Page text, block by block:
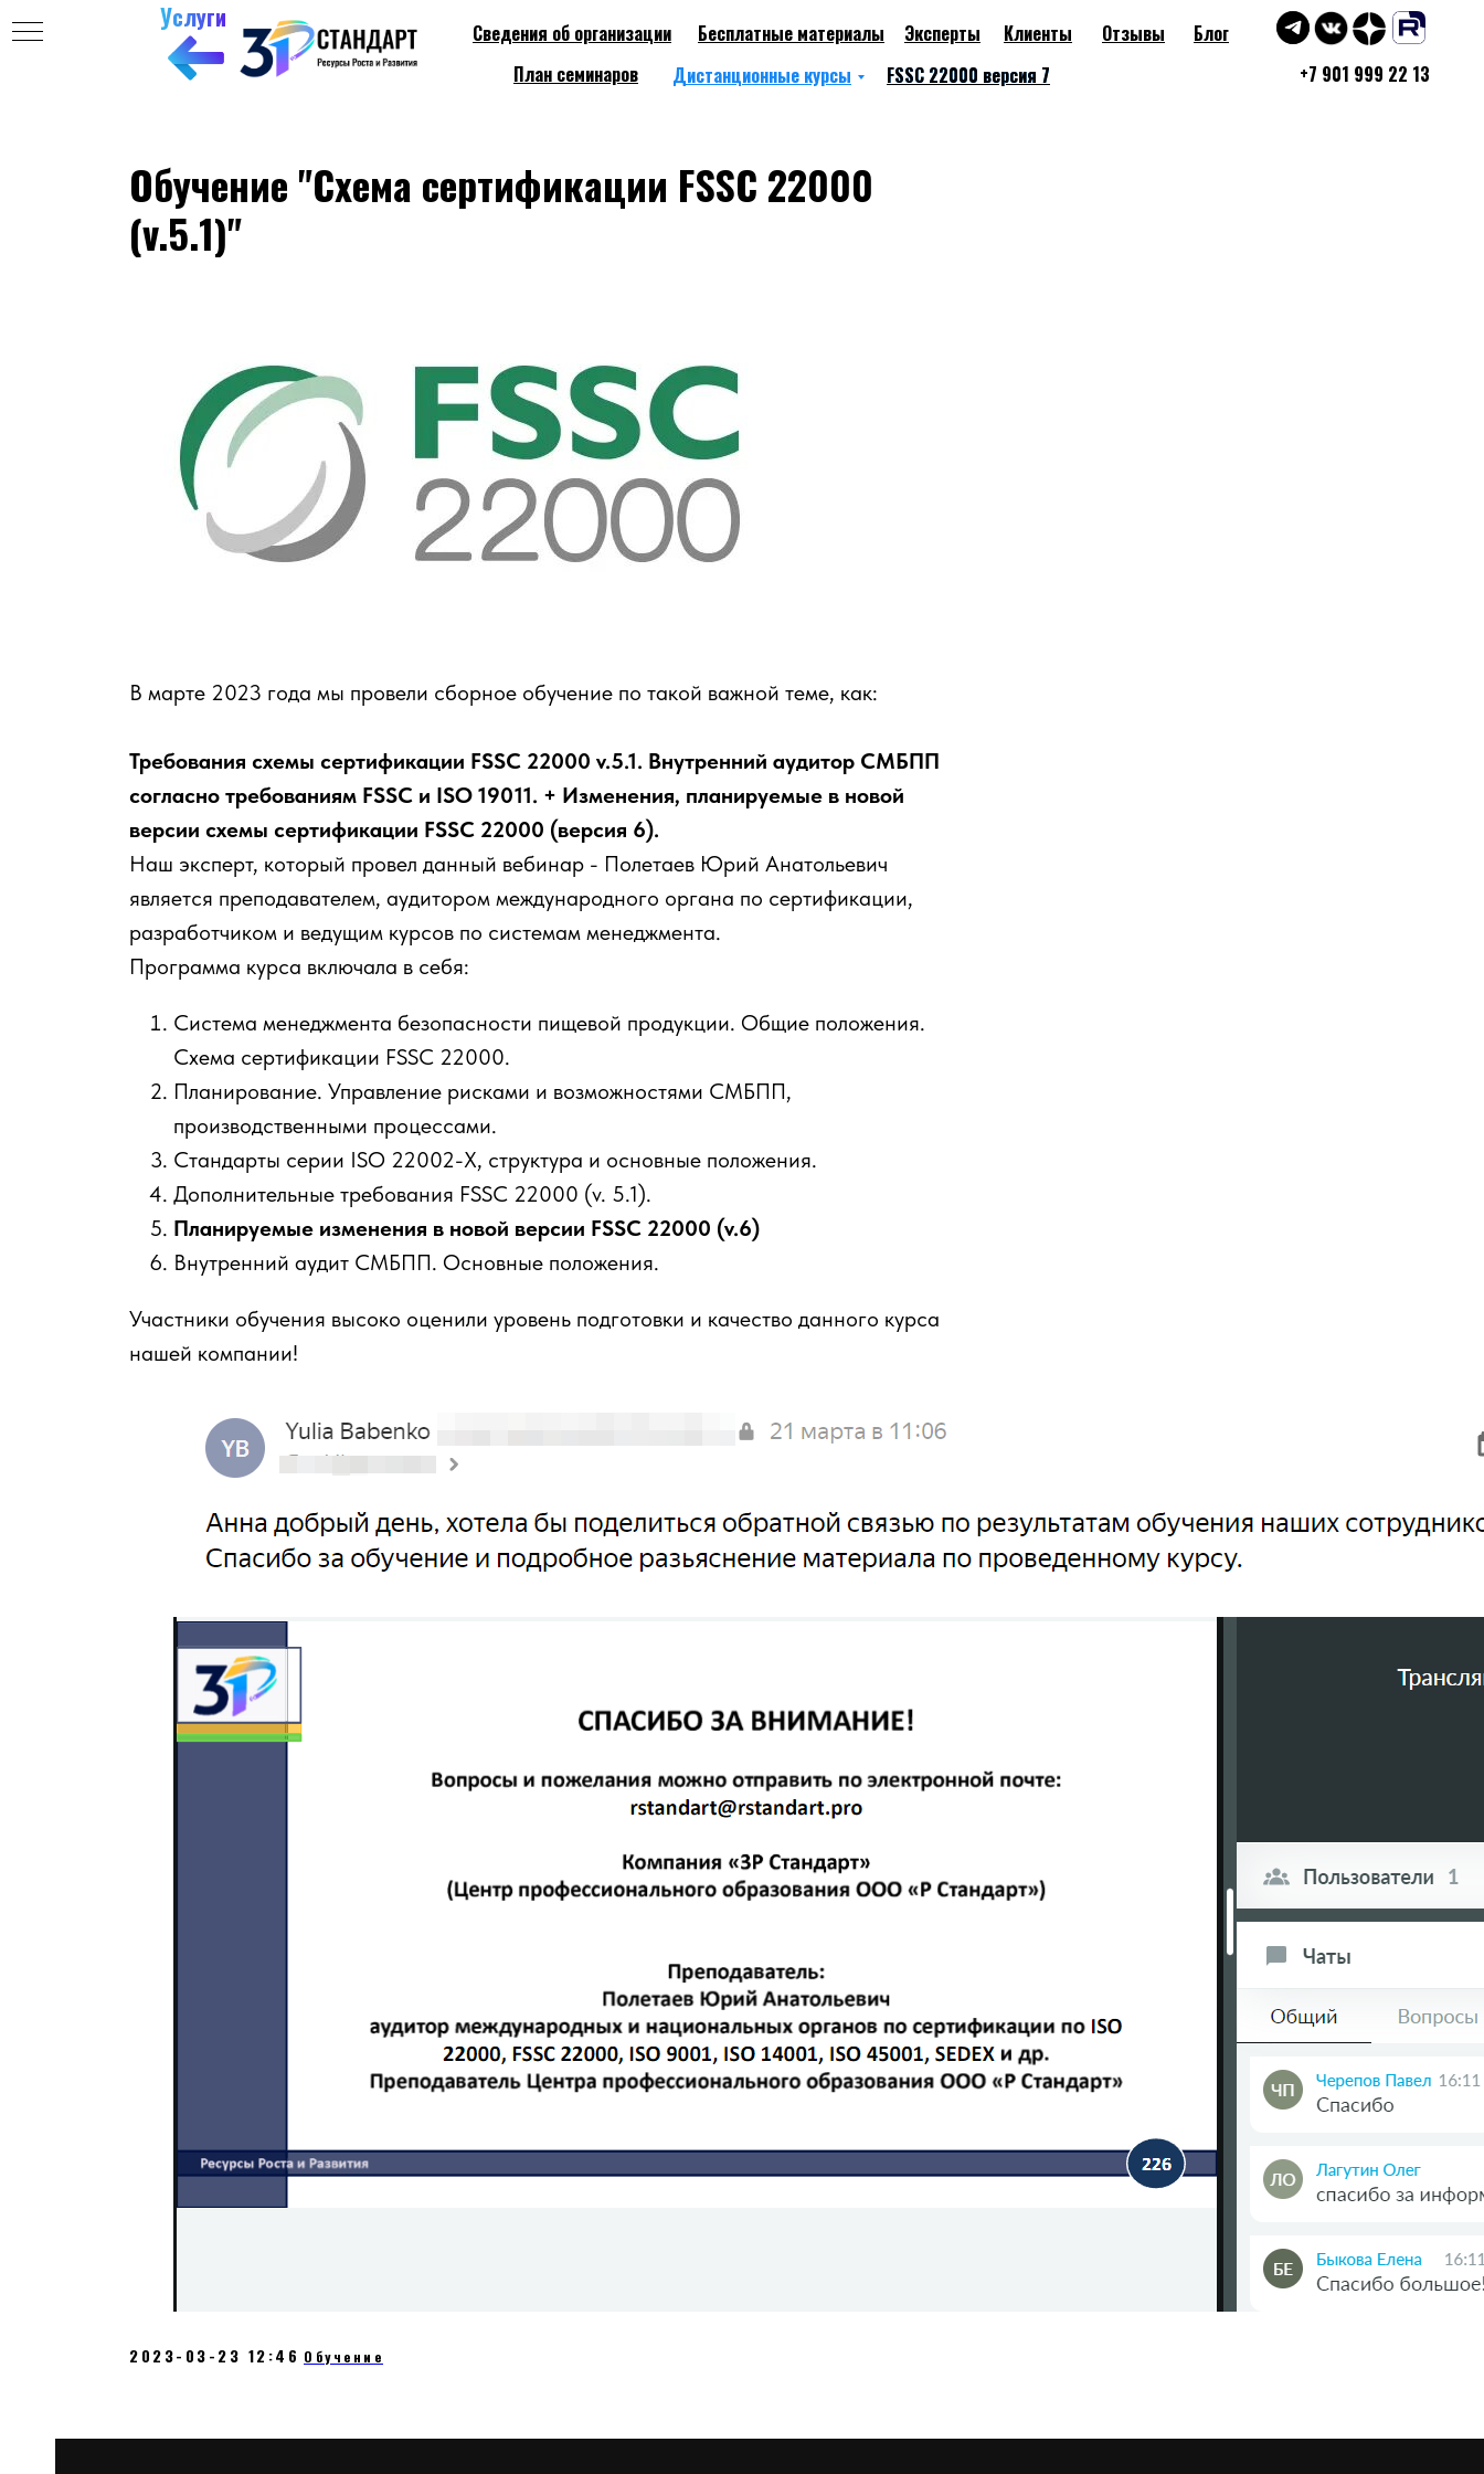
+7 901 999 22 13
Сведения об организации Бесплатные материалы Эксперты Клиенты Отзывы
Блог
Дистанционные курсы
FSSC 22000 версия 7
FSSC 22000 версия 7
План семинаров
Услуги
Обучение "Схема сертификации FSSC 22000
(v.5.1)"
В марте 2023 года мы провели сборное обучение по такой важной теме, как:
Требования схемы сертификации FSSC 22000 v.5.1. Внутренний аудитор СМБПП
согласно требованиям FSSC и ISO 19011. + Изменения, планируемые в новой
версии схемы сертификации FSSC 22000 (версия 6).
Наш эксперт, который провел данный вебинар - Полетаев Юрий Анатольевич
является преподавателем, аудитором международного органа по сертификации,
разработчиком и ведущим курсов по системам менеджмента.
Программа курса включала в себя:
Система менеджмента безопасности пищевой продукции. Общие положения.
Схема сертификации FSSC 22000.
Планирование. Управление рисками и возможностями СМБПП,
производственными процессами.
Стандарты серии ISO 22002-X, структура и основные положения.
Дополнительные требования FSSC 22000 (v. 5.1).
Планируемые изменения в новой версии FSSC 22000 (v.6)
Внутренний аудит СМБПП. Основные положения.
Участники обучения высоко оценили уровень подготовки и качество данного курса
нашей компании!
2023-03-23 12:46 Обучение